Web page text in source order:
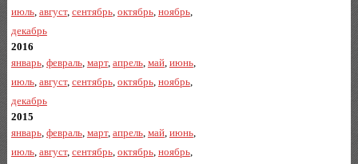
июль, август, сентябрь, октябрь, ноябрь,
декабрь
2016
январь, февраль, март, апрель, май, июнь,
июль, август, сентябрь, октябрь, ноябрь,
декабрь
2015
январь, февраль, март, апрель, май, июнь,
июль, август, сентябрь, октябрь, ноябрь,